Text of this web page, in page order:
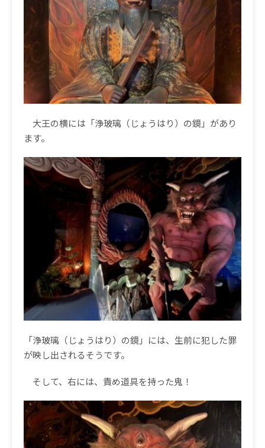
大王の横には「浄玻璃（じょうはり）の鏡」があり
ます。
「浄玻璃（じょうはり）の鏡」には、生前に犯した罪
が映し出されるそうです。
そして、右には、責め道具を持った鬼！